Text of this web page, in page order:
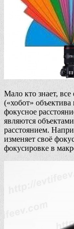
Мало кто знает,
(«хобот»
фокусное
являются
расстоянием.
изменяет своё
фокусировке в